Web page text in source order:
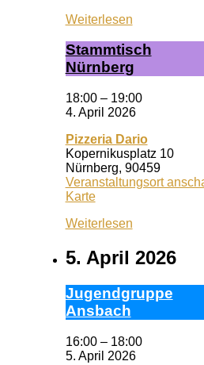
Zentrum
Weiterlesen
Stamm­tisch
Nürn­berg
18:00 – 19:00
4. April 2026
Pizzeria Dario
Kopernikusplatz 10
Nürnberg, 90459
Veranstaltungsort
KartePizzeria
Weiterlesen
5. April 2026
Ju­gend­grup­pe
Ans­bach
16:00 – 18:00
5. April 2026